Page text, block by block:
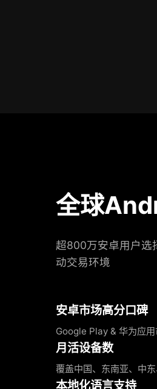
全球
超800万安卓用户选
动交易环境
安卓市场高分口碑
Google Play & 华为应
月活设备数
覆盖中国、东南亚、中
本地化语言支持